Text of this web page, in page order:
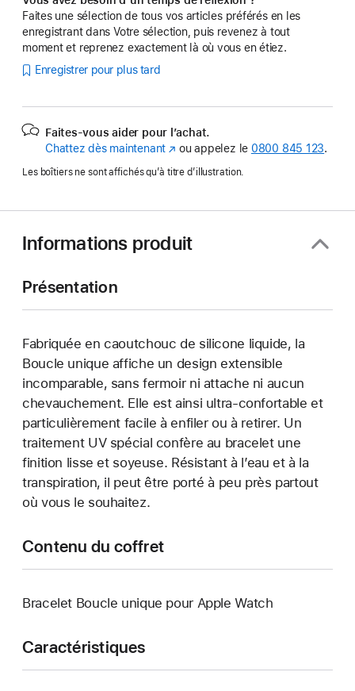
Faites une sélection de tous vos articles préférés en les
enregistrant dans Votre sélection, puis revenez à tout
moment et reprenez exactement là où vous en étiez.
Enregistrer pour plus tard
Faites-vous aider pour l’achat.
Chattez dès maintenant (s’ouvre
une
fenêtre)
ou appelez le 0800 845 123.
Les boîtiers ne sont affichés qu’à titre d’illustration.
Informations produit
Présentation
Fabriquée en caoutchouc de silicone liquide, la
Boucle unique affiche un design extensible
incomparable, sans fermoir ni attache ni aucun
chevauchement. Elle est ainsi ultra-confortable et
particulièrement facile à enfiler ou à retirer. Un
traitement UV spécial confère au bracelet une
finition lisse et soyeuse. Résistant à l’eau et à la
transpiration, il peut être porté à peu près partout
où vous le souhaitez.
Contenu du coffret
Bracelet Boucle unique pour Apple Watch
Caractéristiques